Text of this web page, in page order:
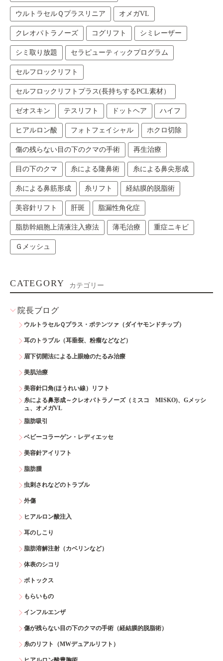
ウルトラセルＱプラスリニア オメガVL
クレオパトラノーズ コグリフト シミレーザー
シミ取り放題 セラピューティックプログラム
セルフロックリフト
セルフロックリフトプラス(長持ちするPCL素材）
ゼオスキン テスリフト ドットヘア ハイフ
ヒアルロン酸 フォトフェイシャル ホクロ切除
傷の残らない目の下のクマの手術 再生治療
目の下のクマ 糸による隆鼻術 糸による鼻尖形成
糸による鼻筋形成 糸リフト 経結膜的脱脂術
美容針リフト 肝斑 脂漏性角化症
脂肪幹細胞上清液注入療法 薄毛治療 重症ニキビ
Ｇメッシュ
CATEGORY カテゴリー
院長ブログ
ウルトラセルＱプラス・ポテンツァ（ダイヤモンドチップ）
耳のトラブル（耳垂裂、粉瘤などなど）
眉下切開法による上眼瞼のたるみ治療
美肌治療
美容針口角(ほうれい線）リフト
糸による鼻形成～クレオパトラノーズ（ミスコ MISKO)、Gメッシ
ュ、オメガVL
脂肪吸引
ベビーコラーゲン・レディエッセ
美容針アイリフト
脂肪腫
虫刺されなどのトラブル
外傷
ヒアルロン酸注入
耳のしこり
脂肪溶解注射（カベリンなど）
体表のシコリ
ボトックス
もらいもの
インフルエンザ
傷が残らない目の下のクマの手術（経結膜的脱脂術）
糸のリフト（MWデュアルリフト）